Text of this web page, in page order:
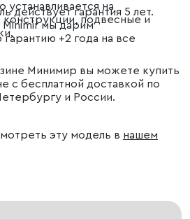
устанавливается на
конструкции, подвесные и
действует гарантия 5 лет.
мы дарим
+2 года на все
Минимир вы можете купить
с бесплатной доставкой по
и России.
эту модель в нашем